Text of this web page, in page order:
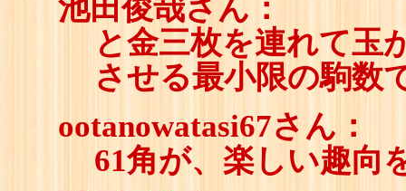
池田俊哉さん：
と金三枚を連れて玉
させる最小限の駒数
ootanowatasi67さん：
61角が、楽しい趣向